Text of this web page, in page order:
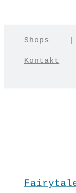
Shops
Kontakt